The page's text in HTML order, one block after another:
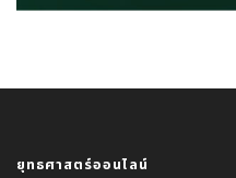
ยุทธศาสตร์ออนไลน์